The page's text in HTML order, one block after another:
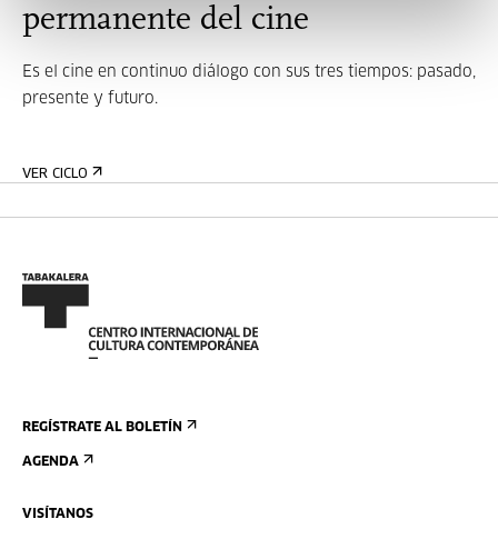
permanente del cine
Es el cine en continuo diálogo con sus tres tiempos: pasado,
presente y futuro.
VER CICLO
REGÍSTRATE AL BOLETÍN
AGENDA
VISÍTANOS